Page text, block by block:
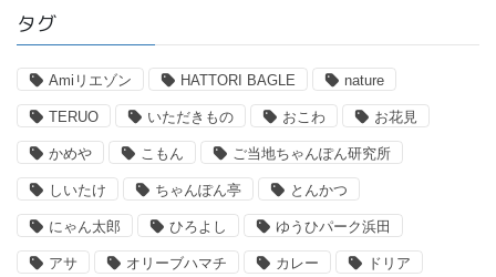
タグ
Amiリエゾン HATTORI BAGLE nature
TERUO いただきもの おこわ お花見
かめや こもん ご当地ちゃんぽん研究所
しいたけ ちゃんぽん亭 とんかつ
にゃん太郎 ひろよし ゆうひパーク浜田
アサ オリーブハマチ カレー ドリア